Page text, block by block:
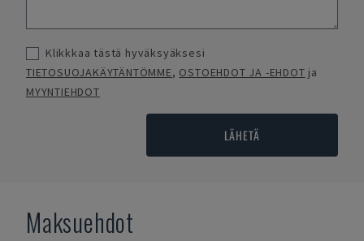
Klikkkaa tästä hyväksyäksesi
TIETOSUOJAKÄYTÄNTÖMME, OSTOEHDOT JA -EHDOT ja
MYYNTIEHDOT
LÄHETÄ
Maksuehdot